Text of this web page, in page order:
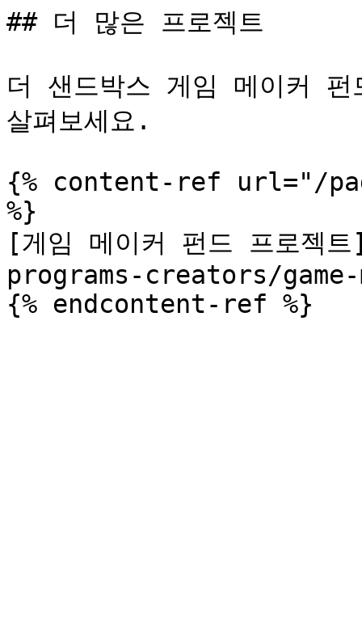
## 더 많은 프로젝트
더 샌드박스 게임 메이커 펀
살펴보세요.
{% content-ref url="/
%}
[게임 메이커 펀드 프로
programs-creators/